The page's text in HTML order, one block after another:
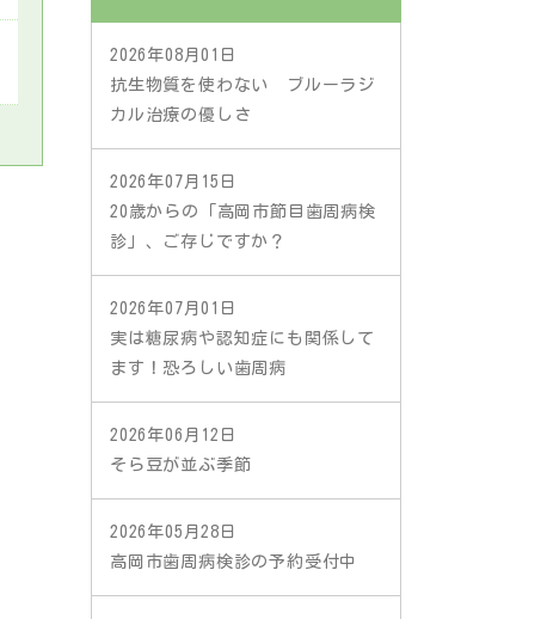
2026年08月01日
抗生物質を使わない ブルーラジ
カル治療の優しさ
2026年07月15日
20歳からの「高岡市節目歯周病検
診」、ご存じですか？
2026年07月01日
実は糖尿病や認知症にも関係して
ます！恐ろしい歯周病
2026年06月12日
そら豆が並ぶ季節
2026年05月28日
高岡市歯周病検診の予約受付中